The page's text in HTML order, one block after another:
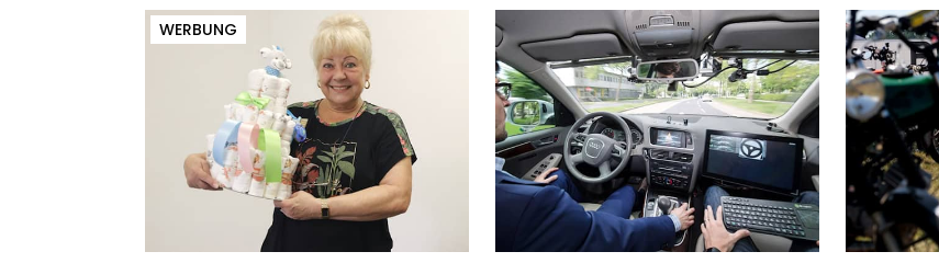
WERBUNG